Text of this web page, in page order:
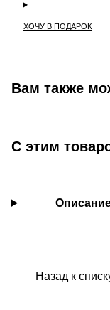
ХОЧУ В ПОДАРОК
Вам также
С этим
Назад к